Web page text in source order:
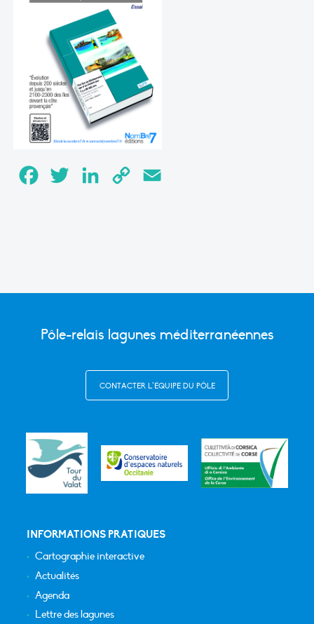
FacebookTwitter LinkedInCopy
Pôle-relais lagunes méditerranéennes
CONTACTER L’ÉQUIPE DU PÔLE
INFORMATIONS PRATIQUES
Cartographie interactive
Actualités
Agenda
Lettre des lagunes